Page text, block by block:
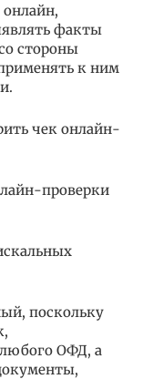
факты
стороны
к ним
чек онлайн-
проверки
поскольку
ОФД, а